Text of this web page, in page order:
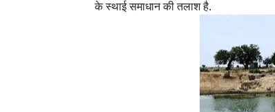
के स्थाई समाधान की तलाश है.